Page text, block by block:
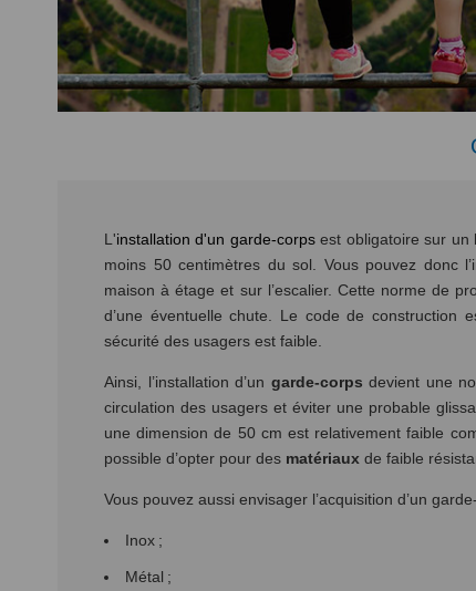
L'installation d'un garde-corpsest obligatoire sur un
moins 50 centimètres du sol. Vous pouvez donc
maison à étage et sur l’escalier. Cette norme de
d’une éventuelle chute. Le code de construction
sécurité des usagers est faible.
Ainsi, l’installation d’un garde-corps devient une
circulation des usagers et éviter une probable
une dimension de 50 cm est relativement faible
possible d’opter pour des matériaux de faible
Vous pouvez aussi envisager l’acquisition d’un
Inox ;
Métal ;